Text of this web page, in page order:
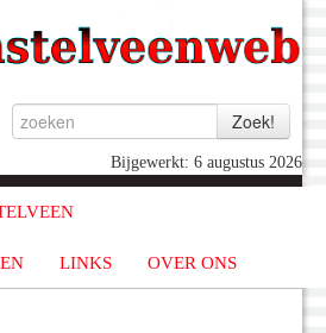
Bijgewerkt: 6 augustus 2026
LINKS OVER ONS